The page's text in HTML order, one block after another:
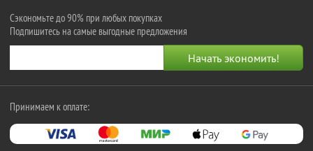
Сэкономьте до 90% при любых покупках
Подпишитесь на самые выгодные предложения
Принимаем к оплате: